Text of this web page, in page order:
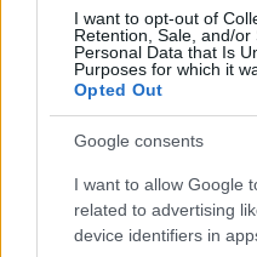
I want to opt-out of
Retention, Sale, and/or
Personal Data that Is
Purposes for which it
Opted Out
Google consents
I want to allow Google
related to advertising
device identifiers in
Lazio e Milan: tutti gli
indossato le due maglie
4
estiva in diretta
Chi è Sara Gama: